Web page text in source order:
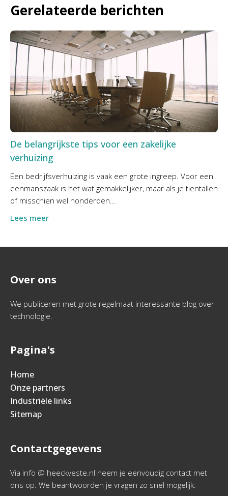
Gerelateerde berichten
De belangrijkste tips voor een zakelijke
verhuizing
Een bedrijfsverhuizing is vaak een grote ingreep. Voor een
eenmanszaak is het wat gemakkelijker, maar als je tientallen
of misschien wel honderden...
Lees meer
Over ons
We publiceren met grote regelmaat interessante blog over
technologie.
Pagina's
Home
Onze partners
Industriële links
Sitemap
Contactgegevens
Via info @ heeckveste.nl neem je eenvoudig contact met
ons op. We beantwoorden je vragen zo snel mogelijk.